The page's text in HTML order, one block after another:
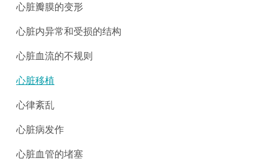
心脏瓣膜的变形
心脏内异常和受损的结构
心脏血流的不规则
心脏移植
心律紊乱
心脏病发作
心脏血管的堵塞